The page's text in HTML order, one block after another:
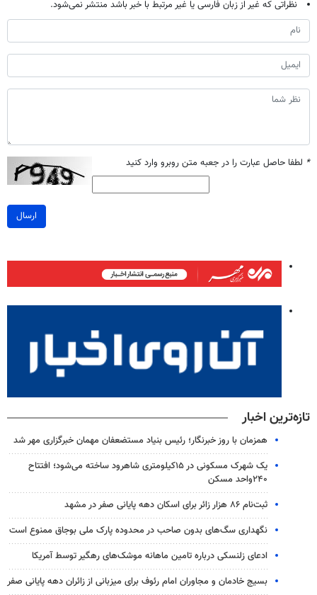
نظراتی که غیر از زبان فارسی یا غیر مرتبط با خبر باشد منتشر نمی‌شود.
* لطفا حاصل عبارت را در جعبه متن روبرو وارد کنید
ارسال
تازه‌ترین اخبار
همزمان با روز خبرنگار؛ رئیس بنیاد مستضعفان مهمان خبرگزاری مهر شد
یک شهرک مسکونی در ۱۵کیلومتری شاهرود ساخته می‌شود؛ افتتاح
۲۴۰واحد مسکن
ثبت‌نام ۸۶ هزار زائر برای اسکان دهه پایانی صفر در مشهد
نگهداری سگ‌های بدون صاحب در محدوده پارک ملی بوجاق ممنوع است
ادعای زلنسکی درباره تامین ماهانه موشک‌های رهگیر توسط آمریکا
بسیج خادمان و مجاوران امام رئوف برای میزبانی از زائران دهه پایانی صفر